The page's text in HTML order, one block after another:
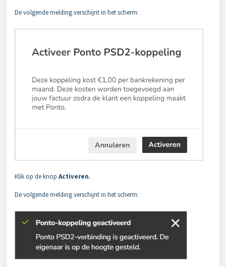
De volgende melding verschijnt in het scherm:
Klik op de knop Activeren.
De volgende melding verschijnt in het scherm: